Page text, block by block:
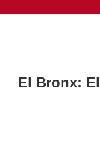
El Bronx: